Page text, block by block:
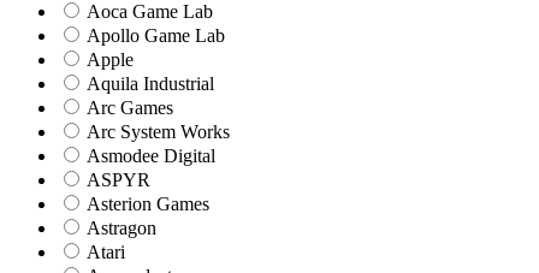
Aoca Game Lab
Apollo Game Lab
Apple
Aquila Industrial
Arc Games
Arc System Works
Asmodee Digital
ASPYR
Asterion Games
Astragon
Atari